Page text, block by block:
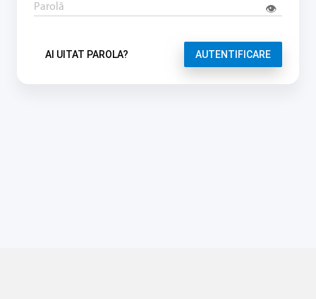
Parolă 👁
AI UITAT PAROLA? AUTENTIFICARE